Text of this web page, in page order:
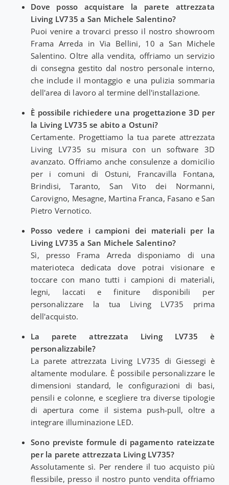
Dove posso acquistare la parete attrezzata
Living LV735 a San Michele Salentino?
Puoi venire a trovarci presso il nostro showroom
Frama Arreda in Via Bellini, 10 a San Michele
Salentino. Oltre alla vendita, offriamo un servizio
di consegna gestito dal nostro personale interno,
che include il montaggio e una pulizia sommaria
dell'area di lavoro al termine dell'installazione.
È possibile richiedere una progettazione 3D per
la Living LV735 se abito a Ostuni?
Certamente. Progettiamo la tua parete attrezzata
Living LV735 su misura con un software 3D
avanzato. Offriamo anche consulenze a domicilio
per i comuni di Ostuni, Francavilla Fontana,
Brindisi, Taranto, San Vito dei Normanni,
Carovigno, Mesagne, Martina Franca, Fasano e San
Pietro Vernotico.
Posso vedere i campioni dei materiali per la
Living LV735 a San Michele Salentino?
Sì, presso Frama Arreda disponiamo di una
materioteca dedicata dove potrai visionare e
toccare con mano tutti i campioni di materiali,
legni, laccati e finiture disponibili per
personalizzare la tua Living LV735 prima
dell'acquisto.
La parete attrezzata Living LV735 è
personalizzabile?
La parete attrezzata Living LV735 di Giessegi è
altamente modulare. È possibile personalizzare le
dimensioni standard, le configurazioni di basi,
pensili e colonne, e scegliere tra diverse tipologie
di apertura come il sistema push-pull, oltre a
integrare illuminazione LED.
Sono previste formule di pagamento rateizzate
per la parete attrezzata Living LV735?
Assolutamente sì. Per rendere il tuo acquisto più
flessibile, presso il nostro punto vendita offriamo